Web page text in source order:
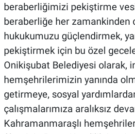
beraberliğimizi pekiştirme
beraberliğe her zamankinden
hukukumuzu güçlendirmek,
pekiştirmek için bu özel
Onikişubat Belediyesi olarak,
hemşehrilerimizin yanında
getirmeye, sosyal
çalışmalarımıza aralıksız
Kahramanmaraşlı